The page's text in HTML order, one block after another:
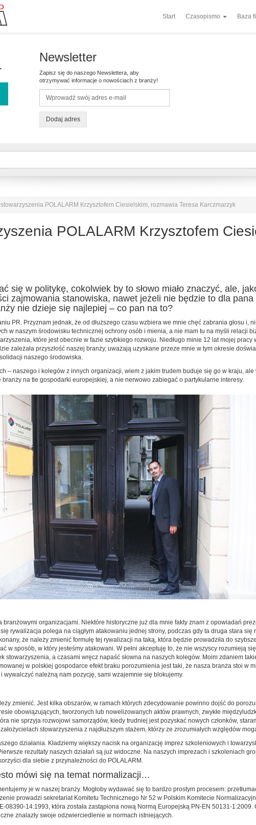
Start Czasopismo Baza
Newsletter
Zapisz się do naszego Newslettera, aby
otrzymywać informacje o nowościach z branży!
Dodaj adres
POLALARM Krzysztofem Ciesielskim, rozmawia Teresa Karczmarzyk
POLALARM Krzysztofem
się w politykę, cokolwiek by to słowo miało znaczyć, ale,
zajmowania stanowiska, nawet jeżeli nie będzie to dla pana
nie dzieje się najlepiej – co pan na to?
PR. Przyznam jednak, że od dłuższego czasu wzbiera we mnie chęć zabrania głosu i,
w naszym środowisku technicznej ochrony osób i mienia, a nie mam tu na myśli relacji
które jest obecnie w fazie szybkiego rozwoju. Niedługo minie 12 lat mojej pracy
zależała przyszłość naszej branży, uważają uzyskane przeze mnie w tym okresie
naszego środowiska.
– naszego i kolegów z innych organizacji, wiem z jakim trudem buduje się go w kraju,
na tle gospodarki europejskiej, a nie nerwowo zabiegać o partykularne interesy.
organizacjami. Niektóre historyczne już dla mnie fakty znam z opowiadań
rywalizacja polega na ciągłym atakowaniu jednej strony, podczas gdy ta druga stara
że należy zmienić formułę tej rywalizacji na taką, która będzie prowadziła do
w sposób, w który jesteśmy atakowani. W pełni akceptuję to, że nie wszyscy rozumieją
stowarzyszenia, a czasami wręcz napaść słowna na naszych kolegów. Moim zdaniem
w polskiej gospodarce efekt braku porozumienia jest taki, że nasza branża stoi w
wywalczyć należną nam pozycję, sami wzajemnie się blokujemy.
zmienić. Jest kilka obszarów, w ramach których zdecydowanie powinno dojść do
obowiązujących, tworzonych lub nowelizowanych aktów prawnych, zwykłe
nie sprzyja rozwojowi samorządów, kiedy trudniej jest pozyskać nowych członków,
stowarzyszenia z najdłuższym stażem, którzy ze zrozumiałych względów
działania. Kładziemy większy nacisk na organizację imprez szkoleniowych i
rezultaty naszych działań są już widoczne. Na naszych imprezach i szkoleniach
dla siebie z przynależności do POLALARM.
mówi się na temat normalizacji…
je w naszej branży. Mogłoby wydawać się to bardzo prostym procesem:
prowadzi sekretariat Komitetu Technicznego Nr 52 w Polskim Komitecie
08390-14:1993, która została zastąpiona nową Normą Europejską PN-EN 50131-
znalazły swoje odzwierciedlenie w normach istniejących.